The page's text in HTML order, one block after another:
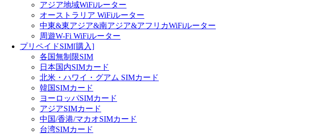
アジア地域WiFiルーター
オーストラリア WiFiルーター
中東&東アジア&南アジア&アフリカWiFiルーター
周遊W-Fi WiFiルーター
プリペイドSIM[購入]
各国無制限SIM
日本国内SIMカード
北米・ハワイ・グアム SIMカード
韓国SIMカード
ヨーロッパSIMカード
アジアSIMカード
中国/香港/マカオSIMカード
台湾SIMカード